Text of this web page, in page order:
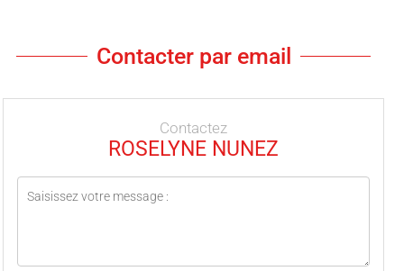
Contacter par email
Contactez
ROSELYNE NUNEZ